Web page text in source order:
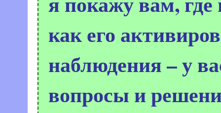
как его
наблюдения – у
вопросы и